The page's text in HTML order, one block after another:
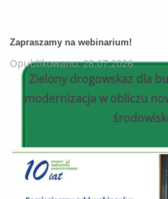
Zapraszamy na webinarium!
Opublikowano: 28.07.2026
Zielony drogowskaz dla
modernizacja w obliczu